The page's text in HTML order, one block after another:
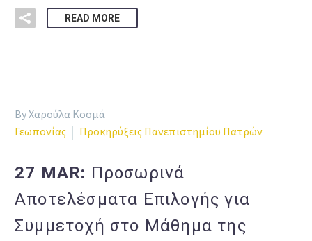
READ MORE
By Χαρούλα Κοσμά
Γεωπονίας
Προκηρύξεις Πανεπιστημίου Πατρών
27 MAR: Προσωρινά
Αποτελέσματα Επιλογής για
Συμμετοχή στο Μάθημα της